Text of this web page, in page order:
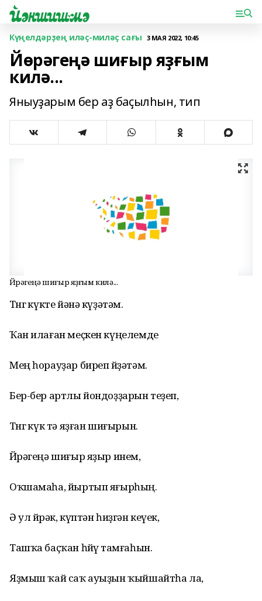
Күңелдәрҙең иләҫ-миләҫ сағы 3 МАЯ 2022, 10:45
Йөрәгеңә шиғыр яҙғым
килә...
Яныуҙарым бер аҙ баҫылһын, тип
Йөрәгеңә шиғыр яҙғым килә...
Төнгө күкте йәнә күҙәтәм.
Ҡан илаған меҫкен күңелемде
Мең һорауҙар биреп йөҙәтәм.
Бер-бер артлы йондоҙҙарын теҙеп,
Төнгө күк тә яҙған шиғырын.
Йөрәгеңә шиғыр яҙыр инем,
Оҡшамаһа, йыртып яғырһың.
Ә ул йөрәк, күптән һиҙгән кеүек,
Ташҡа баҫҡан һөйөү тамғаһын.
Яҙмыш ҡай саҡ ауыҙын ҡыйшайтһа ла,